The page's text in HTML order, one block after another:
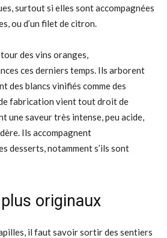
surtout si elles sont accompagnées
ou d’un filet de citron.
des vins oranges,
ces derniers temps. Ils arborent
des blancs vinifiés comme des
fabrication vient tout droit de
une saveur très intense, peu acide,
Ils accompagnent
desserts, notamment s’ils sont
originaux
il faut savoir sortir des sentiers